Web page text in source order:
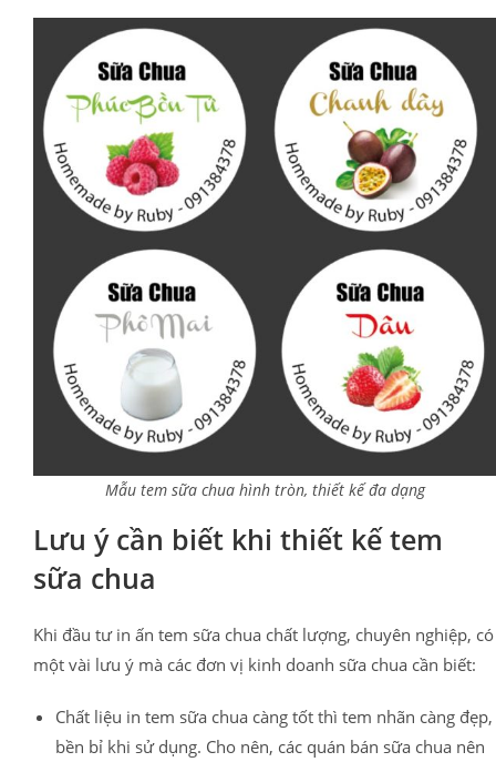
Mẫu tem sữa chua hình tròn, thiết kế đa dạng
Lưu ý cần biết khi thiết kế tem
sữa chua
Khi đầu tư in ấn tem sữa chua chất lượng, chuyên nghiệp, có
một vài lưu ý mà các đơn vị kinh doanh sữa chua cần biết:
Chất liệu in tem sữa chua càng tốt thì tem nhãn càng đẹp,
bền bỉ khi sử dụng. Cho nên, các quán bán sữa chua nên